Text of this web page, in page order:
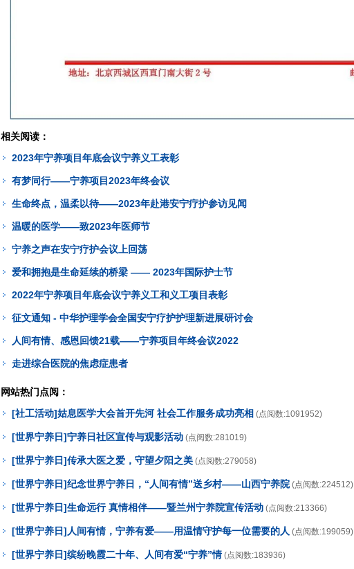
相关阅读：
2023年宁养项目年底会议宁养义工表彰
有梦同行——宁养项目2023年终会议
生命终点，温柔以待——2023年赴港安宁疗护参访见闻
温暖的医学——致2023年医师节
宁养之声在安宁疗护会议上回荡
爱和拥抱是生命延续的桥梁 —— 2023年国际护士节
2022年宁养项目年底会议宁养义工和义工项目表彰
征文通知 - 中华护理学会全国安宁疗护护理新进展研讨会
人间有情、感恩回馈21载——宁养项目年终会议2022
走进综合医院的焦虑症患者
网站热门点阅：
[社工活动]姑息医学大会首开先河 社会工作服务成功亮相 (点阅数:1091952)
[世界宁养日]宁养日社区宣传与观影活动 (点阅数:281019)
[世界宁养日]传承大医之爱，守望夕阳之美 (点阅数:279058)
[世界宁养日]纪念世界宁养日，“人间有情”送乡村——山西宁养院 (点阅数:224512)
[世界宁养日]生命远行 真情相伴——暨兰州宁养院宣传活动 (点阅数:213366)
[世界宁养日]人间有情，宁养有爱——用温情守护每一位需要的人 (点阅数:199059)
[世界宁养日]缤纷晚霞二十年、人间有爱“宁养”情 (点阅数:183936)